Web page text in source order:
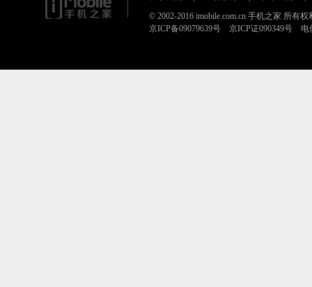
© 2002-2016 imobile.com.cn 手机之家 所有权
京ICP备09079639号 京ICP证090349号 电